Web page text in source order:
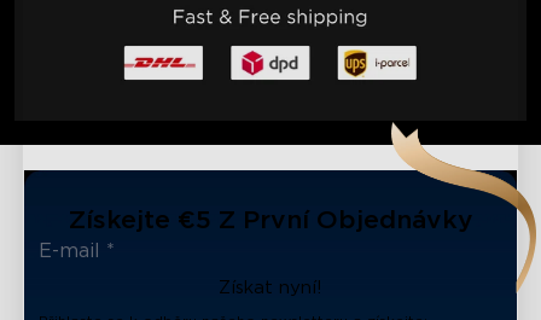
Získejte €5 Z První Objednávky
Získat nyní!